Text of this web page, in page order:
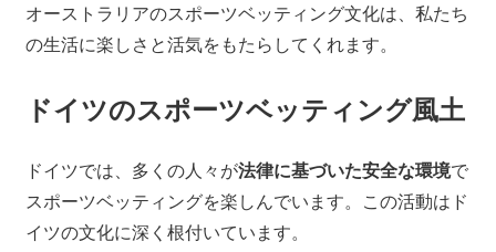
オーストラリアのスポーツベッティング文化は、私たち
の生活に楽しさと活気をもたらしてくれます。
ドイツのスポーツベッティング風土
ドイツでは、多くの人々が法律に基づいた安全な環境で
スポーツベッティングを楽しんでいます。この活動はド
イツの文化に深く根付いています。